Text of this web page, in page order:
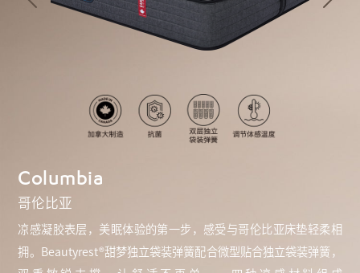
Columbia
哥伦比亚
凉感凝胶表层，美眠体验的第一步，感受与哥伦比亚床垫轻柔相
拥。Beautyrest®甜梦独立袋装弹簧配合微型贴合独立袋装弹簧，